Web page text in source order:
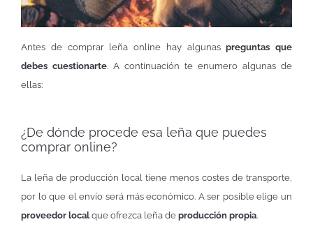
Antes de comprar leña online hay algunaspreguntas que
debes cuestionarte. A continuación te enumero algunas de
ellas:
¿De dónde procede esa leña que puedes
comprar online?
La leña de producción local tiene menos costes de transporte,
por lo que el envío será más económico. A ser posible elige un
proveedor local que ofrezca leña de producción propia.